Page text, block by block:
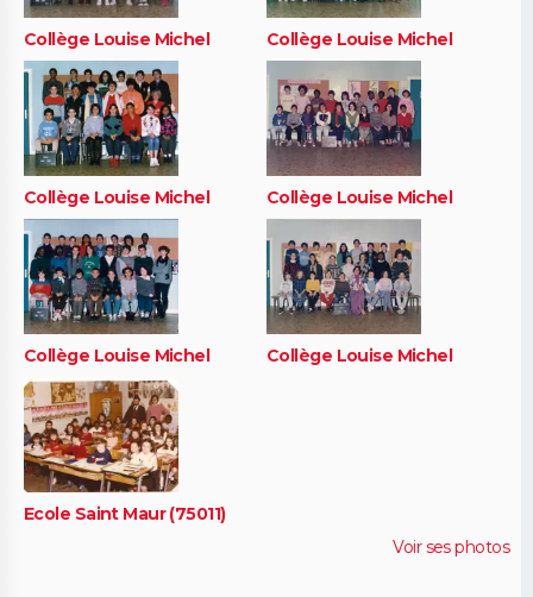
Collège Louise Michel Collège Louise Michel
Collège Louise Michel Collège Louise Michel
Collège Louise Michel Collège Louise Michel
Ecole Saint Maur (75011)
Voir ses photos